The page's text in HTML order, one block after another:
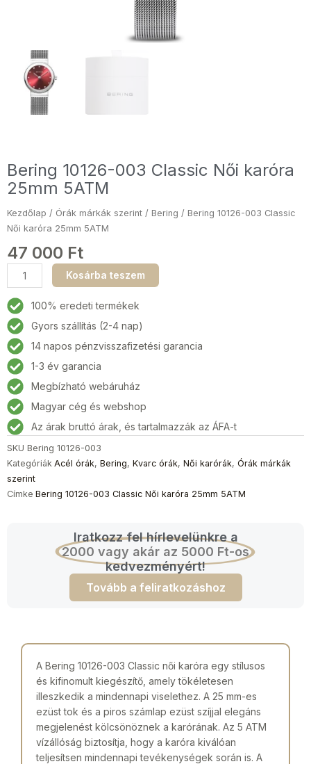
Bering 10126-003 Classic Női karóra
25mm 5ATM
Kezdőlap / Órák márkák szerint / Bering / Bering 10126-003 Classic
Női karóra 25mm 5ATM
47 000 Ft
Bering
10126-
003
Classic
Női
karóra
25mm
5ATM
mennyiség
Kosárba teszem
100% eredeti termékek
Gyors szállítás (2-4 nap)
14 napos pénzvisszafizetési garancia
1-3 év garancia
Megbízható webáruház
Magyar cég és webshop
Az árak bruttó árak, és tartalmazzák az ÁFA-t
SKU Bering 10126-003
Kategóriák Acél órák, Bering, Kvarc órák, Női karórák, Órák márkák
szerint
Címke Bering 10126-003 Classic Női karóra 25mm 5ATM
Iratkozz fel hírlevelünkre a
2000 vagy akár az 5000 Ft-os
kedvezményért!
Tovább a feliratkozáshoz
A Bering 10126-003 Classic női karóra egy stílusos
és kifinomult kiegészítő, amely tökéletesen
illeszkedik a mindennapi viselethez. A 25 mm-es
ezüst tok és a piros számlap ezüst szíjjal elegáns
megjelenést kölcsönöznek a karórának. Az 5 ATM
vízállóság biztosítja, hogy a karóra kiválóan
teljesítsen mindennapi tevékenységek során is. A